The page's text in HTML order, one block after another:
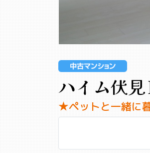
ハイム伏
★ペットと一緒に